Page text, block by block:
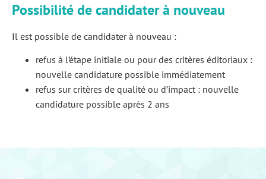
Possibilité de candidater à nouveau
Il est possible de candidater à nouveau :
refus à l’étape initiale ou pour des critères éditoriaux :
nouvelle candidature possible immédiatement
refus sur critères de qualité ou d’impact : nouvelle
candidature possible après 2 ans